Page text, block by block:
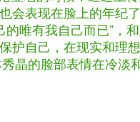
会表现在脸上的年纪
唯有我自己而已”，和
护自己，在现实和理
晶的脸部表情在冷淡